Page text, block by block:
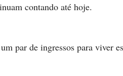
contando até hoje.
par de ingressos para viver